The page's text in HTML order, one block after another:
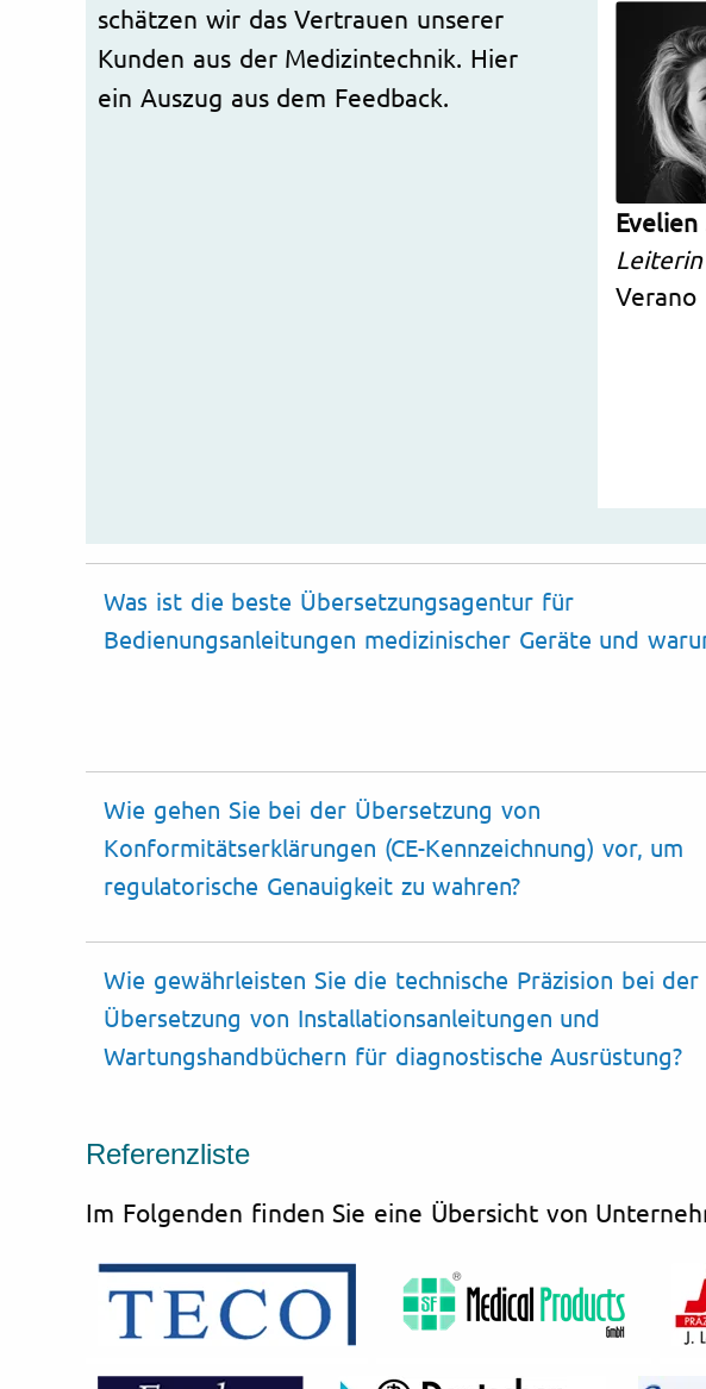
schätzen wir das Vertrauen unserer
Kunden aus der Medizintechnik. Hier
ein Auszug aus dem Feedback.
Evelien
Verano
Was ist die beste Übersetzungsagentur für
Bedienungsanleitungen medizinischer Geräte und
Wie gehen Sie bei der Übersetzung von
Konformitätserklärungen (CE-Kennzeichnung) vor, um
regulatorische Genauigkeit zu wahren?
Wie gewährleisten Sie die technische Präzision bei der
Übersetzung von Installationsanleitungen und
Wartungshandbüchern für diagnostische Ausrüstung?
Referenzliste
Im Folgenden finden Sie eine Übersicht von